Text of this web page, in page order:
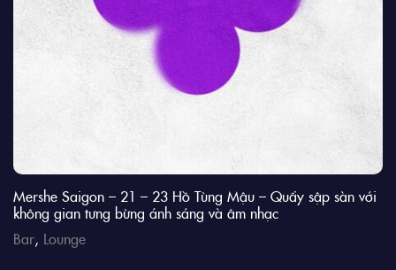
Mershe Saigon – 21 – 23 Hồ Tùng Mậu – Quẩy sập sàn với
không gian tưng bừng ánh sáng và âm nhạc
Bar, Lounge